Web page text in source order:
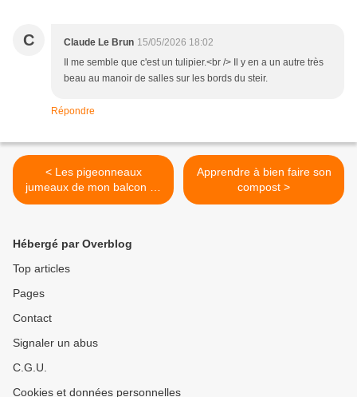
C Claude Le Brun 15/05/2026 18:02
Il me semble que c'est un tulipier.<br /> Il y en a un autre très
beau au manoir de salles sur les bords du steir.
Répondre
< Les pigeonneaux
jumeaux de mon balcon se
son envolés ...
Apprendre à bien faire son
compost >
Hébergé par Overblog
Top articles
Pages
Contact
Signaler un abus
C.G.U.
Cookies et données personnelles